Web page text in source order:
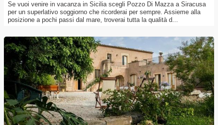
Se vuoi venire in vacanza in Sicilia scegli Pozzo Di Mazza a Siracusa
per un superlativo soggiorno che ricorderai per sempre. Assieme alla
posizione a pochi passi dal mare, troverai tutta la qualità d...